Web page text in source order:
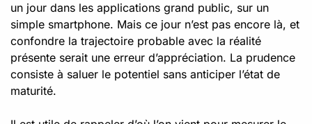
un jour dans les applications grand public, sur un
simple smartphone. Mais ce jour n’est pas encore là, et
confondre la trajectoire probable avec la réalité
présente serait une erreur d’appréciation. La prudence
consiste à saluer le potentiel sans anticiper l’état de
maturité.